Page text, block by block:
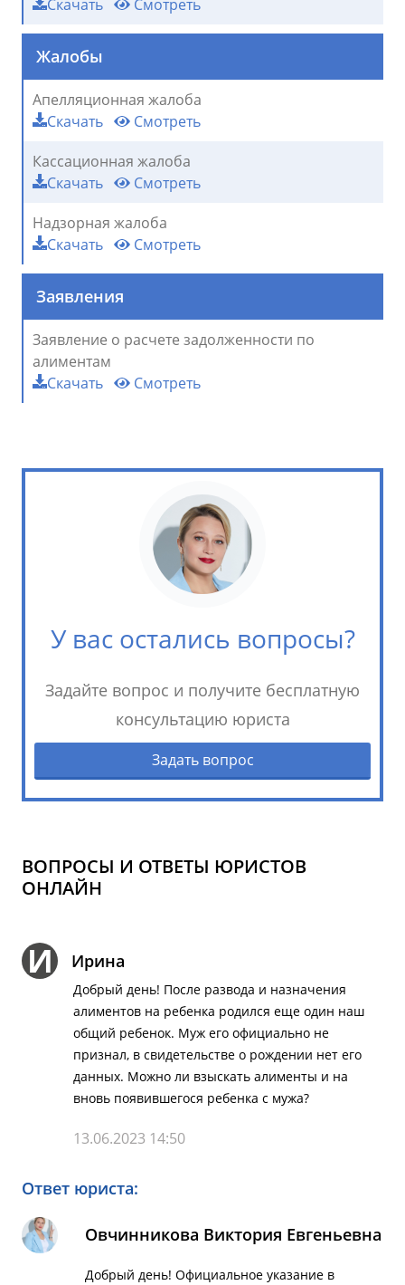
Скачать Смотреть
Жалобы
Апелляционная жалоба
Скачать
Смотреть
Кассационная жалоба
Скачать
Смотреть
Надзорная жалоба
Скачать
Смотреть
Заявления
Заявление о расчете задолженности по
алиментам
Скачать
Смотреть
У вас остались вопросы?
Задайте вопрос и получите бесплатную
консультацию юриста
Задать вопрос
ВОПРОСЫ И ОТВЕТЫ ЮРИСТОВ
ОНЛАЙН
И Ирина
Добрый день! После развода и назначения
алиментов на ребенка родился еще один наш
общий ребенок. Муж его официально не
признал, в свидетельстве о рождении нет его
данных. Можно ли взыскать алименты и на
вновь появившегося ребенка с мужа?
13.06.2023 14:50
Ответ юриста:
Овчинникова Виктория Евгеньевна
Добрый день! Официальное указание в